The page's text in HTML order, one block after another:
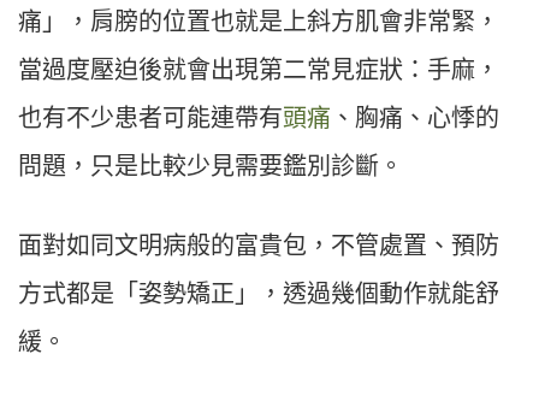
痛」，肩膀的位置也就是上斜方肌會非常緊，
當過度壓迫後就會出現第二常見症狀：手麻，
也有不少患者可能連帶有頭痛 、胸痛、心悸的
問題，只是比較少見需要鑑別診斷。
面對如同文明病般的富貴包，不管處置、預防
方式都是「姿勢矯正」，透過幾個動作就能舒
緩。